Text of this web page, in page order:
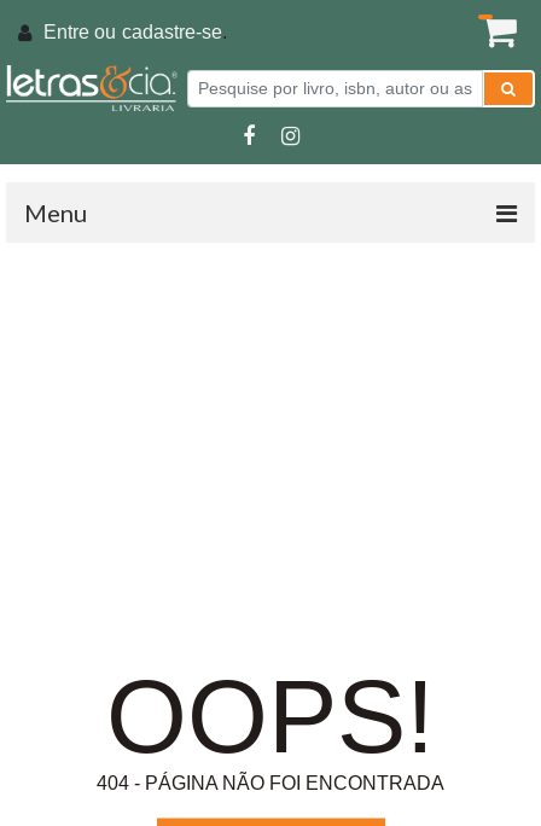
Entre ou cadastre-se.
Menu
OOPS!
404 - PÁGINA NÃO FOI ENCONTRADA